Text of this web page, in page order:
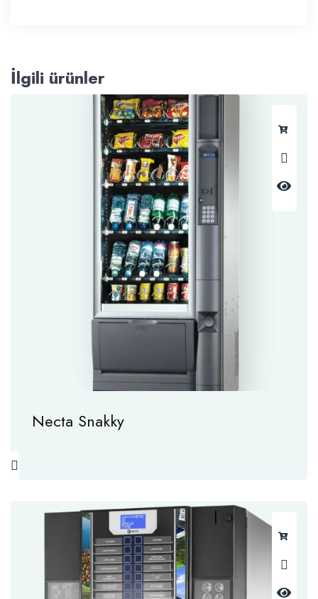
İlgili ürünler
Necta Snakky